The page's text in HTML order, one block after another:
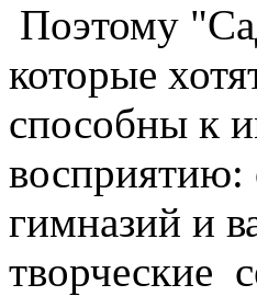
Поэтому
которые
способны к
восприятию:
гимназий и
творческие